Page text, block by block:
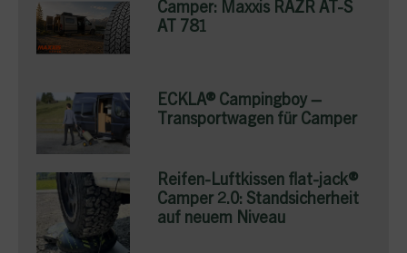
Camper: Maxxis RAZR AT-S
AT 781
ECKLA® Campingboy –
Transportwagen für Camper
Reifen-Luftkissen flat-jack®
Camper 2.0: Standsicherheit
auf neuem Niveau